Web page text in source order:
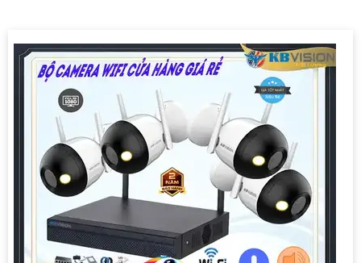
BỘ CAMERA CHẤT LƯỢNG GIÁ RẺ
GIÁ THÔNG SỐ
Bộ Camera Có màu Ban
6.100.000 VNĐ▫ ️ Thiết kế dạng thân ban
đêm có màu 20m Hiệu Kbvision
Thu âm
Bộ 8 Camera Kbvision
📎 7.800.000 VNĐ▫️ Hồng ngoại 20m FULL
HD ổ cứng 1 TBBộ 8 camera Kbvision
Trọn bộ camera Công ty 4.100.000 VNĐ▫️ Hồng ngoại 30m
thương hiệu hikvisionBộ camera siêu thị